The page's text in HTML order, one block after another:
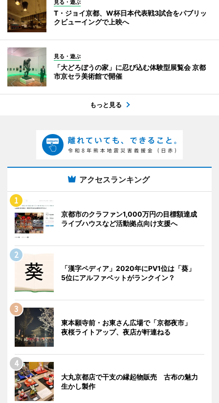
見る・遊ぶ
T・ジョイ京都、W杯日本代表戦3試合をパブリッ
クビューイングで上映へ
見る・遊ぶ
「大どろぼうの家」に忍び込む体験型展覧会 京都
市京セラ美術館で開催
もっと見る
アクセスランキング
京都市のクラファン1,000万円の目標額達成
ライブハウスなど活動拠点向け支援へ
「漢字ペディア」2020年にPV1位は「葵」
5位にアルファベットがランクイン？
東本願寺前・お東さん広場で「京都夜市」
夜桜ライトアップ、夜店が軒連ねる
大丸京都店で干支の縁起物販売 古布の魅力
生かし製作